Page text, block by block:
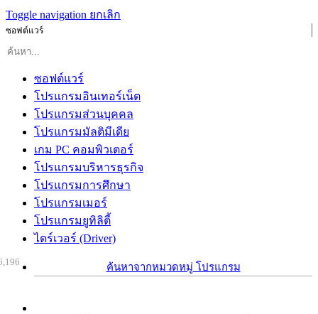
Toggle navigation ยกเลิก
ซอฟต์แวร์
ซอฟต์แวร์
โปรแกรมอินเทอร์เน็ต
โปรแกรมส่วนบุคคล
โปรแกรมมัลติมีเดีย
เกม PC คอมพิวเตอร์
โปรแกรมบริหารธุรกิจ
โปรแกรมการศึกษา
โปรแกรมเมอร์
โปรแกรมยูทิลิตี้
ไดร์เวอร์ (Driver)
ค้นหาจากหมวดหมู่ โปรแกรม